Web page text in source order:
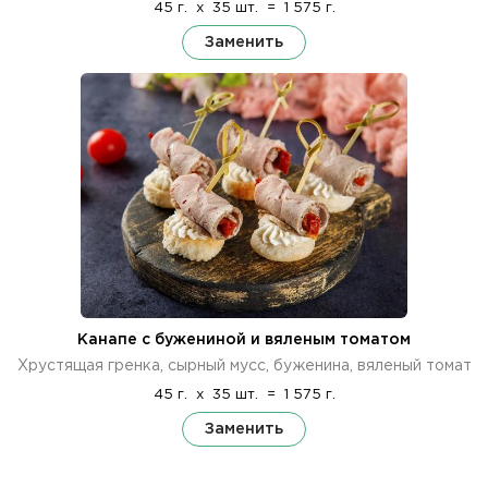
45 г. x 35 шт. = 1 575 г.
Заменить
Канапе с бужениной и вяленым томатом
Хрустящая гренка, сырный мусс, буженина, вяленый томат
45 г. x 35 шт. = 1 575 г.
Заменить